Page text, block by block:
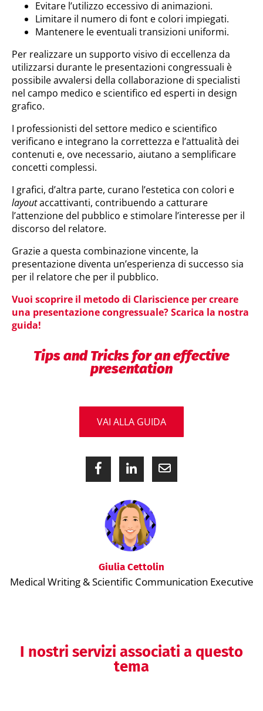
Evitare l’utilizzo eccessivo di animazioni.
Limitare il numero di font e colori impiegati.
Mantenere le eventuali transizioni uniformi.
Per realizzare un supporto visivo di eccellenza da
utilizzarsi durante le presentazioni congressuali è
possibile avvalersi della collaborazione di specialisti
nel campo medico e scientifico ed esperti in design
grafico.
I professionisti del settore medico e scientifico
verificano e integrano la correttezza e l’attualità dei
contenuti e, ove necessario, aiutano a semplificare
concetti complessi.
I grafici, d’altra parte, curano l’estetica con colori e
layoutaccattivanti, contribuendo a catturare
l’attenzione del pubblico e stimolare l’interesse per il
discorso del relatore.
Grazie a questa combinazione vincente, la
presentazione diventa un’esperienza di successo sia
per il relatore che per il pubblico.
Vuoi scoprire il metodo di Clariscience per creare
una presentazione congressuale? Scarica la nostra
guida!
Tips and Tricks for an effective
presentation
VAI ALLA GUIDA
Giulia Cettolin
Medical Writing & Scientific Communication Executive
I nostri servizi associati a questo
tema